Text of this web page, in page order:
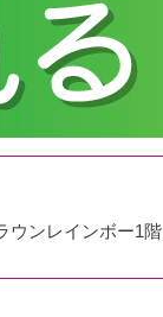
ウンレインボー1階